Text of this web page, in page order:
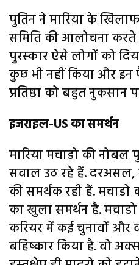
पुतिन ने मारिया के
समिति की आलोचना
पुरस्कार ऐसे लोगों को
कुछ भी नहीं किया और
प्रतिष्ठा को बहुत नुकसान
इजराइल-US का समर्थन
मारिया मचाडो की
सवाल उठ रहे हैं. दरअसल,
की समर्थक रही हैं.
का खुला समर्थन है.
करियर में कई चुनावों और
बहिष्कार किया है. वो